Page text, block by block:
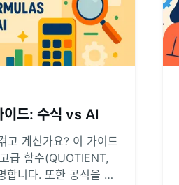
드: 수식 vs AI
고 계신가요? 이 가이드
급 함수(QUOTIENT,
합니다. 또한 공식을 외